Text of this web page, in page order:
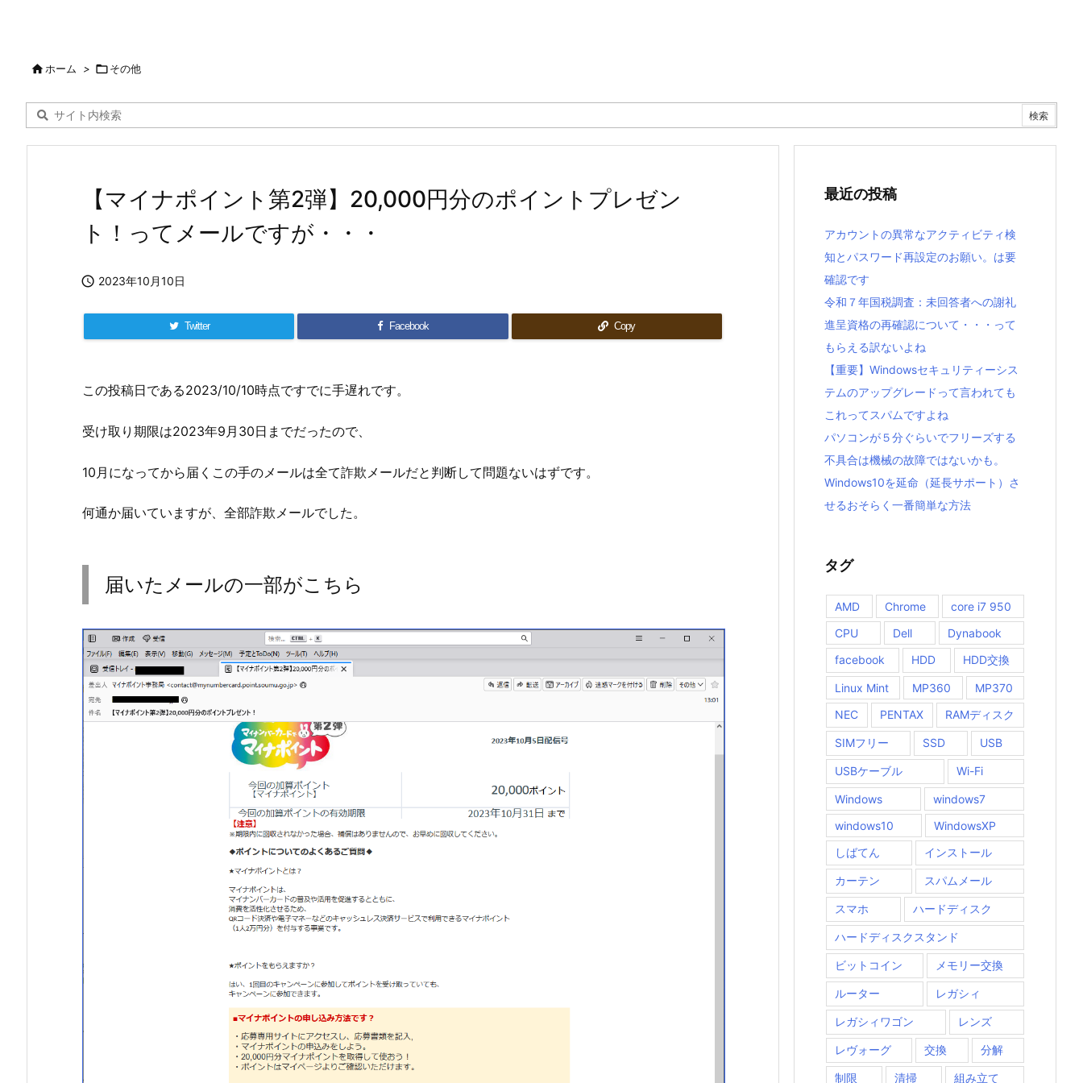
ホーム > その他
【マイナポイント第2弾】20,000円分のポイントプレゼン
ト！ってメールですが・・・
 2023年10月10日
Twitter Facebook Copy
この投稿日である2023/10/10時点ですでに手遅れです。
受け取り期限は2023年9月30日までだったので、
10月になってから届くこの手のメールは全て詐欺メールだと判断して問題ないはずです。
何通か届いていますが、全部詐欺メールでした。
届いたメールの一部がこちら
最近の投稿
アカウントの異常なアクティビティ検
知とパスワード再設定のお願い。は要
確認です
令和７年国税調査：未回答者への謝礼
進呈資格の再確認について・・・って
もらえる訳ないよね
【重要】Windowsセキュリティーシス
テムのアップグレードって言われても
これってスパムですよね
パソコンが５分ぐらいでフリーズする
不具合は機械の故障ではないかも。
Windows10を延命（延長サポート）さ
せるおそらく一番簡単な方法
タグ
AMD Chrome
core i7 950
CPU
Dell
Dynabook
facebook
HDD HDD交換
Linux Mint MP360
MP370
NEC
PENTAX RAMディスク
SIMフリー SSD USB
USBケーブル Wi-Fi
Windows
windows7
windows10
WindowsXP
しばてん
インストール
カーテン スパムメール
スマホ ハードディスク
ハードディスクスタンド
ビットコイン メモリー交換
ルーター レガシィ
レガシィワゴン レンズ
レヴォーグ 交換 分解
制限 清掃 組み立て